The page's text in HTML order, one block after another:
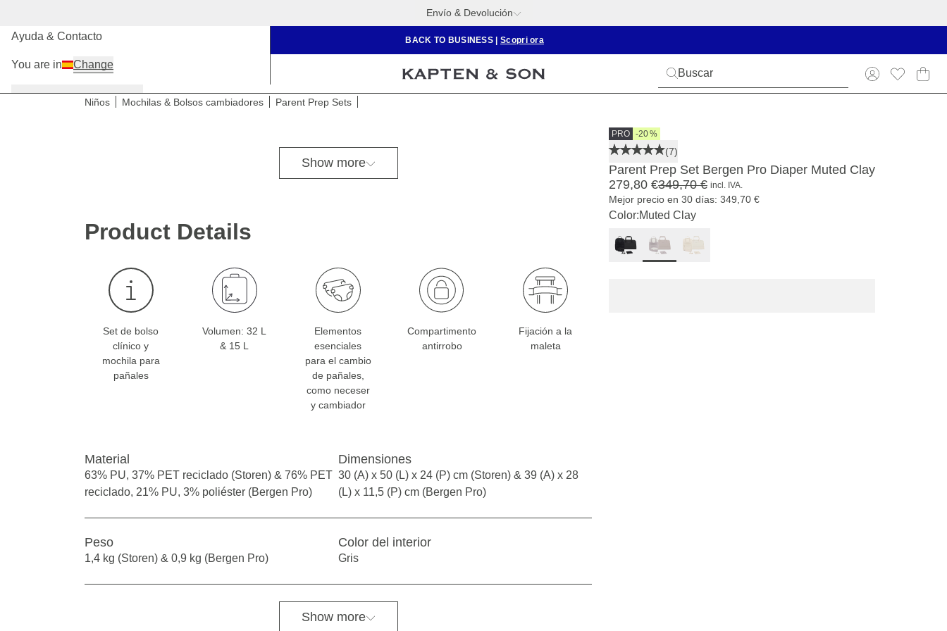
Envío & Devolución
BACK TO BUSINESS Scopri ora
Hombre Niños
Ayuda & Contacto
You are in Change
Niños Mochilas & Bolsos cambiadores Parent Prep Sets
Show more
PRO -20 %
(7)
Parent Prep Set Bergen Pro Diaper Muted Clay
279,80 €349,70 € incl. IVA.
Mejor precio en 30 días: 349,70 €
Color:Muted Clay
Product Details
Set de bolso
clínico y
mochila para
pañales
Volumen: 32 L
& 15 L
Elementos
esenciales
para el cambio
de pañales,
como neceser
y cambiador
Compartimento
antirrobo
Fijación a la
maleta
Material
63% PU, 37% PET reciclado (Storen) & 76% PET
reciclado, 21% PU, 3% poliéster (Bergen Pro)
Dimensiones
30 (A) x 50 (L) x 24 (P) cm (Storen) & 39 (A) x 28
(L) x 11,5 (P) cm (Bergen Pro)
Peso
1,4 kg (Storen) & 0,9 kg (Bergen Pro)
Color del interior
Gris
Show more